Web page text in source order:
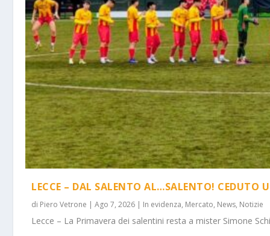
LECCE – DAL SALENTO AL…SALENTO! CEDUTO
di Piero Vetrone |Ago 7, 2026 | In evidenza, Mercato, News, Notizie
Lecce – La Primavera dei salentini resta a mister Simone